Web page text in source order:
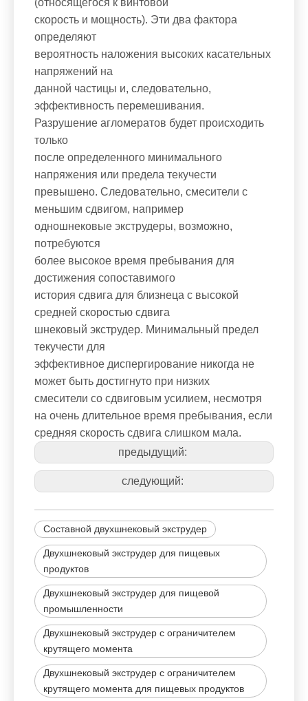
(относящегося к винтовой
скорость и мощность). Эти два фактора
определяют
вероятность наложения высоких касательных
напряжений на
данной частицы и, следовательно,
эффективность перемешивания.
Разрушение агломератов будет происходить
только
после определенного минимального
напряжения или предела текучести
превышено. Следовательно, смесители с
меньшим сдвигом, например
одношнековые экструдеры, возможно,
потребуются
более высокое время пребывания для
достижения сопоставимого
история сдвига для близнеца с высокой
средней скоростью сдвига
шнековый экструдер. Минимальный предел
текучести для
эффективное диспергирование никогда не
может быть достигнуто при низких
смесители со сдвиговым усилием, несмотря
на очень длительное время пребывания, если
средняя скорость сдвига слишком мала.
предыдущий:
следующий:
Составной двухшнековый экструдер
Двухшнековый экструдер для пищевых
продуктов
Двухшнековый экструдер для пищевой
промышленности
Двухшнековый экструдер с ограничителем
крутящего момента
Двухшнековый экструдер с ограничителем
крутящего момента для пищевых продуктов